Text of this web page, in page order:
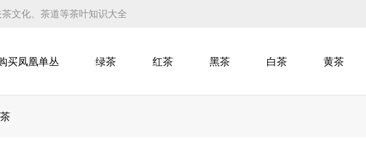
文化、茶道等茶叶知识大全
买凤凰单丛 绿茶 红茶 黑茶 白茶 黄茶